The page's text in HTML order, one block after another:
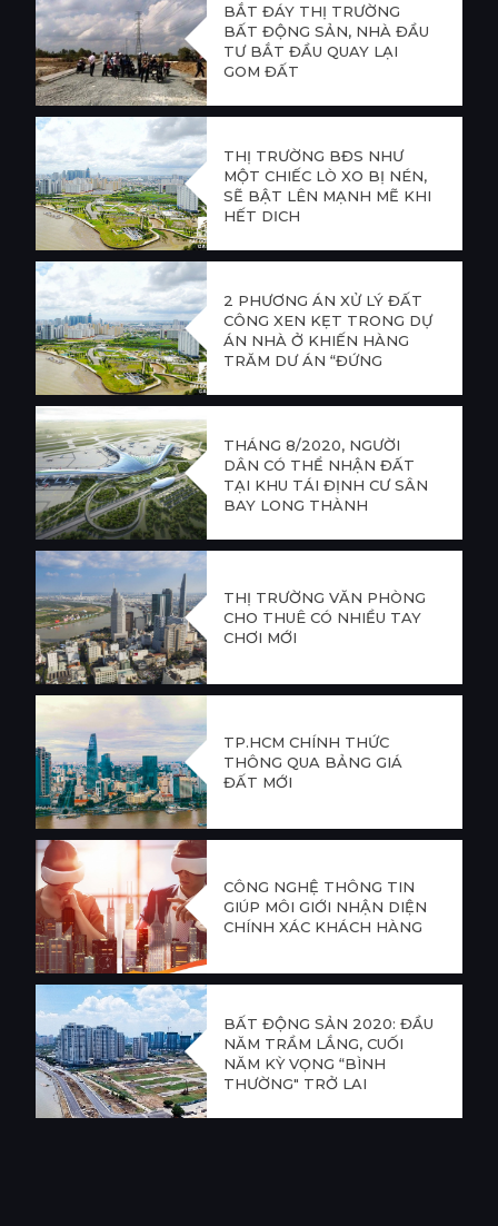
BẮT ĐÁY THỊ TRƯỜNG
BẤT ĐỘNG SẢN, NHÀ ĐẦU
TƯ BẮT ĐẦU QUAY LẠI
GOM ĐẤT
THỊ TRƯỜNG BĐS NHƯ
MỘT CHIẾC LÒ XO BỊ NÉN,
SẼ BẬT LÊN MẠNH MẼ KHI
HẾT DỊCH
2 PHƯƠNG ÁN XỬ LÝ ĐẤT
CÔNG XEN KẸT TRONG DỰ
ÁN NHÀ Ở KHIẾN HÀNG
TRĂM DỰ ÁN “ĐỨNG
THÁNG 8/2020, NGƯỜI
DÂN CÓ THỂ NHẬN ĐẤT
TẠI KHU TÁI ĐỊNH CƯ SÂN
BAY LONG THÀNH
THỊ TRƯỜNG VĂN PHÒNG
CHO THUÊ CÓ NHIỀU TAY
CHƠI MỚI
TP.HCM CHÍNH THỨC
THÔNG QUA BẢNG GIÁ
ĐẤT MỚI
CÔNG NGHỆ THÔNG TIN
GIÚP MÔI GIỚI NHẬN DIỆN
CHÍNH XÁC KHÁCH HÀNG
BẤT ĐỘNG SẢN 2020: ĐẦU
NĂM TRẦM LẮNG, CUỐI
NĂM KỲ VỌNG “BÌNH
THƯỜNG" TRỞ LẠI